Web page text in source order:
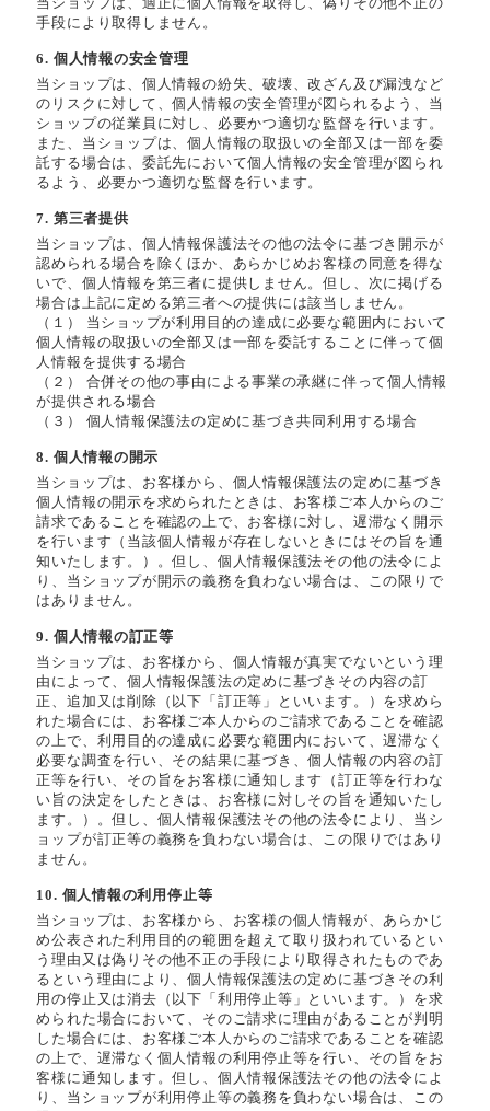
手段により取得しません。
6. 個人情報の安全管理
当ショップは、個人情報の紛失、破壊、改ざん及び漏洩など
のリスクに対して、個人情報の安全管理が図られるよう、当
ショップの従業員に対し、必要かつ適切な監督を行います。
また、当ショップは、個人情報の取扱いの全部又は一部を委
託する場合は、委託先において個人情報の安全管理が図られ
るよう、必要かつ適切な監督を行います。
7. 第三者提供
当ショップは、個人情報保護法その他の法令に基づき開示が
認められる場合を除くほか、あらかじめお客様の同意を得な
いで、個人情報を第三者に提供しません。但し、次に掲げる
場合は上記に定める第三者への提供には該当しません。
（１） 当ショップが利用目的の達成に必要な範囲内において
個人情報の取扱いの全部又は一部を委託することに伴って個
人情報を提供する場合
（２） 合併その他の事由による事業の承継に伴って個人情報
が提供される場合
（３） 個人情報保護法の定めに基づき共同利用する場合
8. 個人情報の開示
当ショップは、お客様から、個人情報保護法の定めに基づき
個人情報の開示を求められたときは、お客様ご本人からのご
請求であることを確認の上で、お客様に対し、遅滞なく開示
を行います（当該個人情報が存在しないときにはその旨を通
知いたします。）。但し、個人情報保護法その他の法令によ
り、当ショップが開示の義務を負わない場合は、この限りで
はありません。
9. 個人情報の訂正等
当ショップは、お客様から、個人情報が真実でないという理
由によって、個人情報保護法の定めに基づきその内容の訂
正、追加又は削除（以下「訂正等」といいます。）を求めら
れた場合には、お客様ご本人からのご請求であることを確認
の上で、利用目的の達成に必要な範囲内において、遅滞なく
必要な調査を行い、その結果に基づき、個人情報の内容の訂
正等を行い、その旨をお客様に通知します（訂正等を行わな
い旨の決定をしたときは、お客様に対しその旨を通知いたし
ます。）。但し、個人情報保護法その他の法令により、当シ
ョップが訂正等の義務を負わない場合は、この限りではあり
ません。
10. 個人情報の利用停止等
当ショップは、お客様から、お客様の個人情報が、あらかじ
め公表された利用目的の範囲を超えて取り扱われているとい
う理由又は偽りその他不正の手段により取得されたものであ
るという理由により、個人情報保護法の定めに基づきその利
用の停止又は消去（以下「利用停止等」といいます。）を求
められた場合において、そのご請求に理由があることが判明
した場合には、お客様ご本人からのご請求であることを確認
の上で、遅滞なく個人情報の利用停止等を行い、その旨をお
客様に通知します。但し、個人情報保護法その他の法令によ
り、当ショップが利用停止等の義務を負わない場合は、この